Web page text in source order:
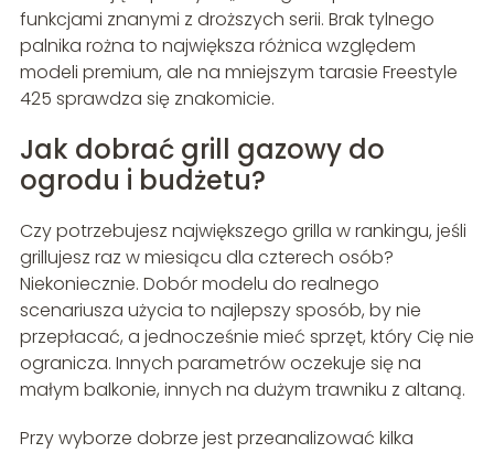
funkcjami znanymi z droższych serii. Brak tylnego
palnika rożna to największa różnica względem
modeli premium, ale na mniejszym tarasie Freestyle
425 sprawdza się znakomicie.
Jak dobrać grill gazowy do
ogrodu i budżetu?
Czy potrzebujesz największego grilla w rankingu, jeśli
grillujesz raz w miesiącu dla czterech osób?
Niekoniecznie. Dobór modelu do realnego
scenariusza użycia to najlepszy sposób, by nie
przepłacać, a jednocześnie mieć sprzęt, który Cię nie
ogranicza. Innych parametrów oczekuje się na
małym balkonie, innych na dużym trawniku z altaną.
Przy wyborze dobrze jest przeanalizować kilka